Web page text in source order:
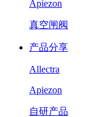
Apiezon
真空闸阀
产品分享
Allectra
Apiezon
自研产品